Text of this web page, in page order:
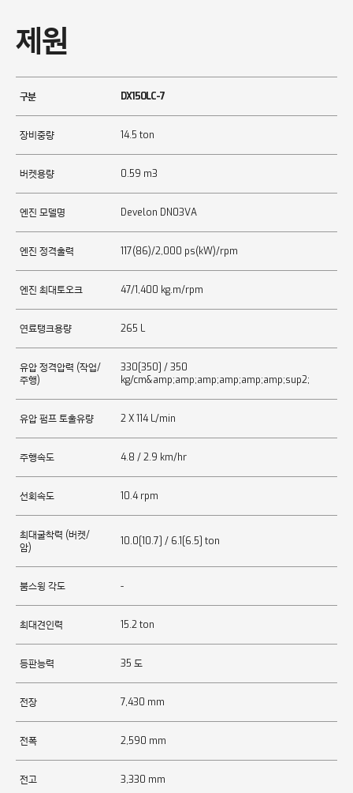
제원
구분 DX150LC-7
장비중량 14.5 ton
버켓용량 0.59 m3
엔진 모델명 Develon DN03VA
엔진 정격출력 117(86)/2,000 ps(kW)/rpm
엔진 최대토오크 47/1,400 kg.m/rpm
연료탱크용량 265 L
유압 정격압력 (작업/
주행)
330[350] / 350
kg/cm&amp;amp;amp;amp;amp;amp;sup2;
유압 펌프 토출유량 2 X 114 L/min
주행속도 4.8 / 2.9 km/hr
선회속도 10.4 rpm
최대굴착력 (버켓/
암)
10.0[10.7] / 6.1[6.5] ton
붐스윙 각도 -
최대견인력 15.2 ton
등판능력 35 도
전장 7,430 mm
전폭 2,590 mm
전고 3,330 mm